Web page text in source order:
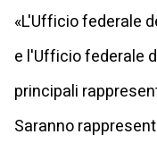
«L'Ufficio federale
e l'Ufficio federale
principali
Saranno